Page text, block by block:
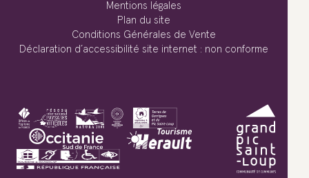
Mentions légales
Plan du site
Conditions Générales de Vente
Déclaration d’accessibilité site internet : non conforme